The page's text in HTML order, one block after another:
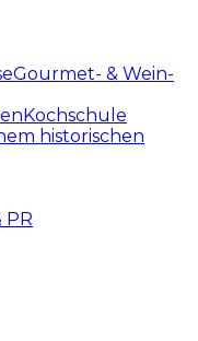
Gourmet- & Wein-
Kochschule
historischen
PR